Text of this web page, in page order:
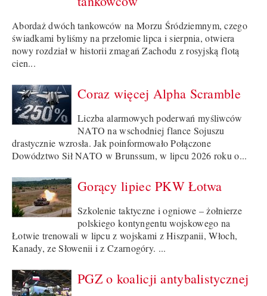
Abordaż dwóch tankowców na Morzu Śródziemnym, czego
świadkami byliśmy na przełomie lipca i sierpnia, otwiera
nowy rozdział w historii zmagań Zachodu z rosyjską flotą
cien...
Coraz więcej Alpha Scramble
Liczba alarmowych poderwań myśliwców
NATO na wschodniej flance Sojuszu
drastycznie wzrosła. Jak poinformowało Połączone
Dowództwo Sił NATO w Brunssum, w lipcu 2026 roku o...
Gorący lipiec PKW Łotwa
Szkolenie taktyczne i ogniowe – żołnierze
polskiego kontyngentu wojskowego na
Łotwie trenowali w lipcu z wojskami z Hiszpanii, Włoch,
Kanady, ze Słowenii i z Czarnogóry. ...
PGZ o koalicji antybalistycznej